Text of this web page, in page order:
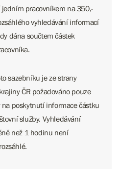
pracovníkem na 350,-
vyhledávání informací
dána součtem částek
sazebníku je ze strany
ČR požadováno pouze
poskytnutí informace částku
služby. Vyhledávání
než 1 hodinu není